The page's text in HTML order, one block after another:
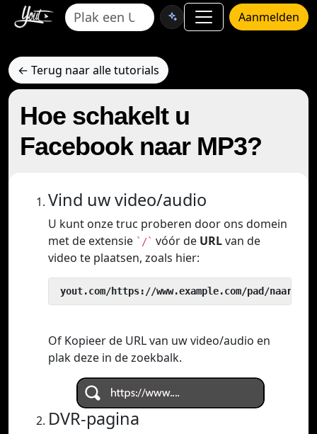
Aanmelden
← Terug naar alle tutorials
Hoe schakelt u
Facebook naar MP3?
Vind uw video/audio
U kunt onze truc proberen door ons domein
met de extensie `/` vóór de URLvan de
video te plaatsen, zoals hier:
yout.com/https://www.example.com/pad/naar/
Of Kopieer de URL van uw video/audio en
plak deze in de zoekbalk.
DVR-pagina